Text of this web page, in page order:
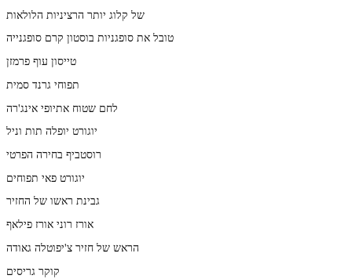
של קלוג יותר הרציניות הלולאות
טובל את סופגניות בוסטון קרם סופגנייה
טייסון עוף פרמזן
תפוחי גרנד סמית
לחם שטוח אתיופי אינג'רה
יוגורט יופלה תות וניל
רוסטביף בחירה הפרטי
יוגורט פאי תפוחים
גבינת ראשו של החזיר
אורז רוני אורז פילאף
הראש של חזיר צ'יפוטלה גאודה
קוקר גריסים